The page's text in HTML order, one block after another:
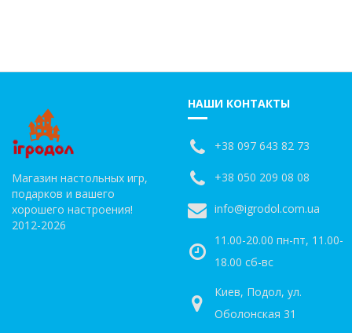
Магазин настольных игр,
подарков и вашего
хорошего настроения!
2012-2026
НАШИ КОНТАКТЫ
+38 097 643 82 73
+38 050 209 08 08
info@igrodol.com.ua
11.00-20.00 пн-пт, 11.00-
18.00 сб-вс
Киев, Подол, ул.
Оболонская 31